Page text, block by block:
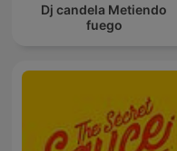
Dj candela Metiendo
fuego